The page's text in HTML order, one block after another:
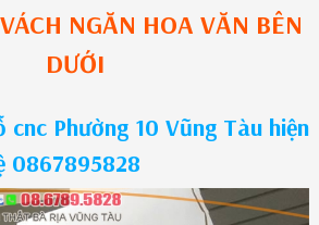
VÁCH NGĂN HOA VĂN BÊN
DƯỚI
cnc Phường 10 Vũng Tàu hiện
0867895828